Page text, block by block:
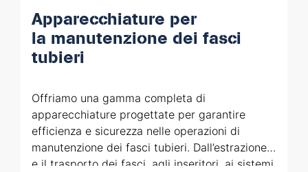
Apparecchiature per
la manutenzione dei fasci
tubieri
Offriamo una gamma completa di
apparecchiature progettate per garantire
efficienza e sicurezza nelle operazioni di
manutenzione dei fasci tubieri. Dall’estrazione
e il trasporto dei fasci, agli inseritori, ai sistemi